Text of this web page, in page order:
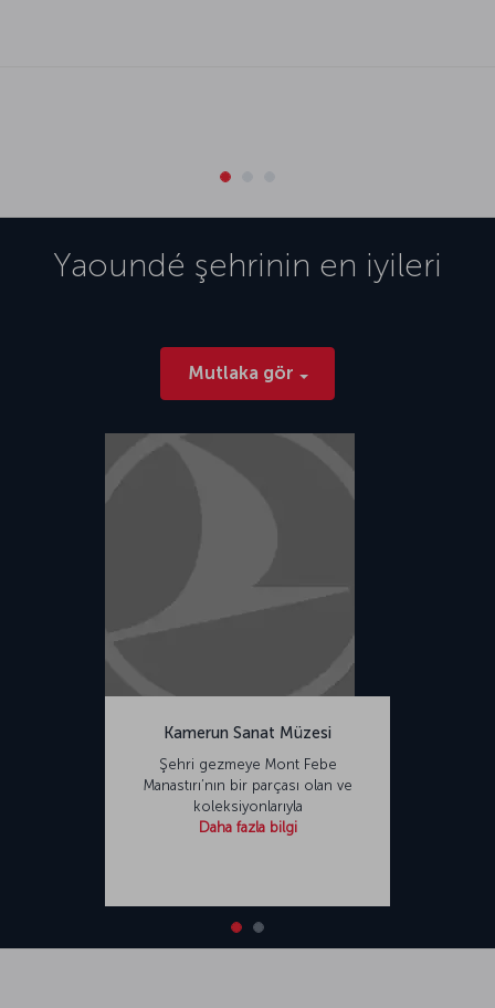
Yaoundé şehrinin en iyileri
Mutlaka gör
Kamerun Sanat Müzesi
Şehri gezmeye Mont Febe
Manastırı’nın bir parçası olan ve
koleksiyonlarıyla
Daha fazla bilgi